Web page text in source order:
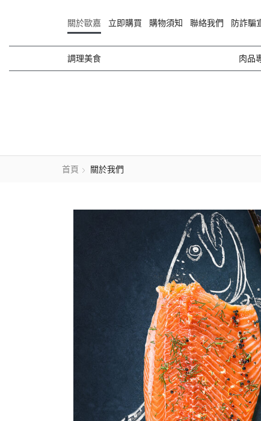
關於歐嘉 立即購買 購物須知 聯絡我們 防詐騙
調理美食 肉品
首頁 關於我們